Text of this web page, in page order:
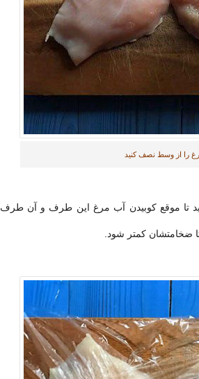
را از وسط نصف کنید
تا موقع کوبیدن آب مرغ این طرف و آن طرف
ضخامتشان کمتر شود.